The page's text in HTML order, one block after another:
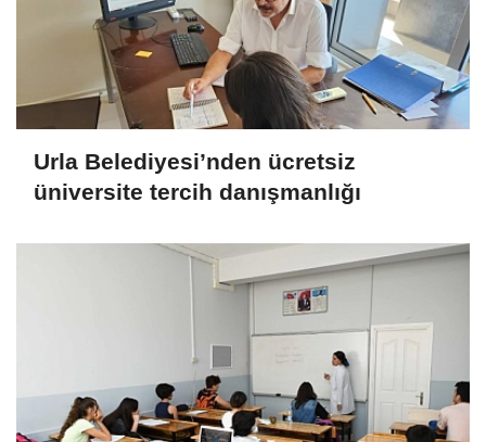
Urla Belediyesi’nden ücretsiz
üniversite tercih danışmanlığı